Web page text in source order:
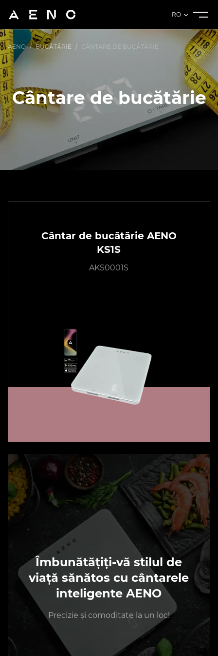
RO
AENO / BUCĂTĂRIE / CÂNTARE DE BUCĂTĂRIE
Cântare de bucătărie
Cântar de bucătărie AENO
KS1S
AKS0001S
Îmbunătățiți-vă stilul de
viață sănătos cu cântarele
inteligente AENO
Precizie și comoditate la un loc!